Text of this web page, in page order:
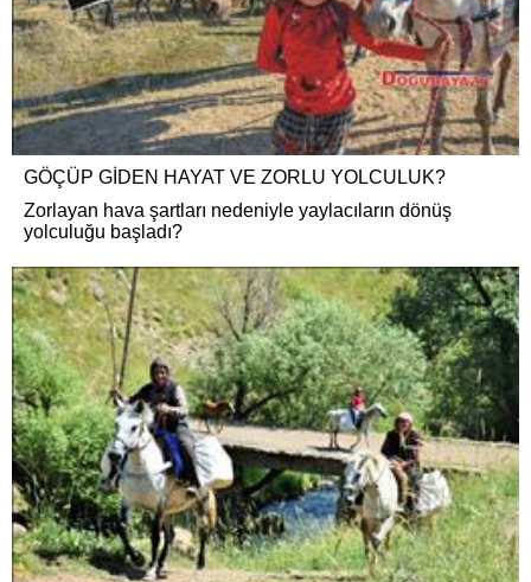
GÖÇÜP GİDEN HAYAT VE ZORLU YOLCULUK?
Zorlayan hava şartları nedeniyle yaylacıların dönüş
yolculuğu başladı?